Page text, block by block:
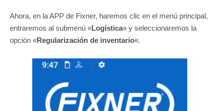
Ahora, en la APP de Fixner, haremos clic en el menú principal,
entraremos al submenú «Logística» y seleccionaremos la
opción «Regularización de inventario«.